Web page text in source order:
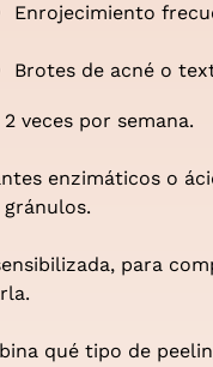
Enrojecimiento
Brotes de acné o
veces por semana.
enzimáticos o
para
qué tipo de